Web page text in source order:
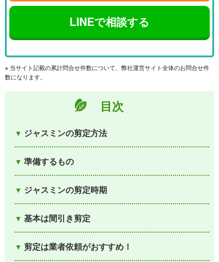
LINEで相談する
※ 当サイト記載の累計問合せ件数について、弊社運営サイト全体のお問合せ件
数になります。
目次
ジャスミンの剪定方法
準備するもの
ジャスミンの剪定時期
基本は間引き剪定
剪定は業者依頼がおすすめ！